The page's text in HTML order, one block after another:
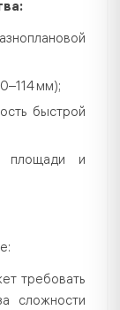
мм);
быстрой
площади и
требовать
сложности